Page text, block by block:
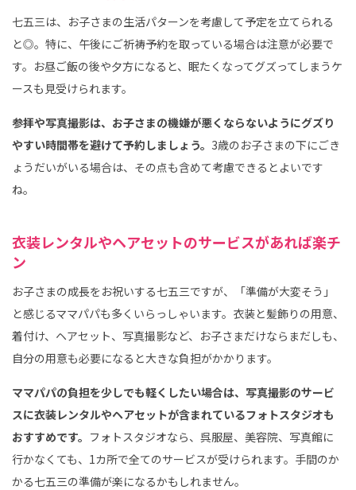
七五三は、お子さまの生活パターンを考慮して予定を立てられる
と◎。特に、午後にご祈祷予約を取っている場合は注意が必要で
す。お昼ご飯の後や夕方になると、眠たくなってグズってしまうケ
ースも見受けられます。
参拝や写真撮影は、お子さまの機嫌が悪くならないようにグズり
やすい時間帯を避けて予約しましょう。 3歳のお子さまの下にごき
ょうだいがいる場合は、その点も含めて考慮できるとよいです
ね。
衣装レンタルやヘアセットのサービスがあれば楽チ
ン
お子さまの成長をお祝いする七五三ですが、「準備が大変そう」
と感じるママパパも多くいらっしゃいます。衣装と髪飾りの用意、
着付け、ヘアセット、写真撮影など、お子さまだけならまだしも、
自分の用意も必要になると大きな負担がかかります。
ママパパの負担を少しでも軽くしたい場合は、写真撮影のサービ
スに衣装レンタルやヘアセットが含まれているフォトスタジオも
おすすめです。 フォトスタジオなら、呉服屋、美容院、写真館に
行かなくても、1カ所で全てのサービスが受けられます。手間のか
かる七五三の準備が楽になるかもしれません。